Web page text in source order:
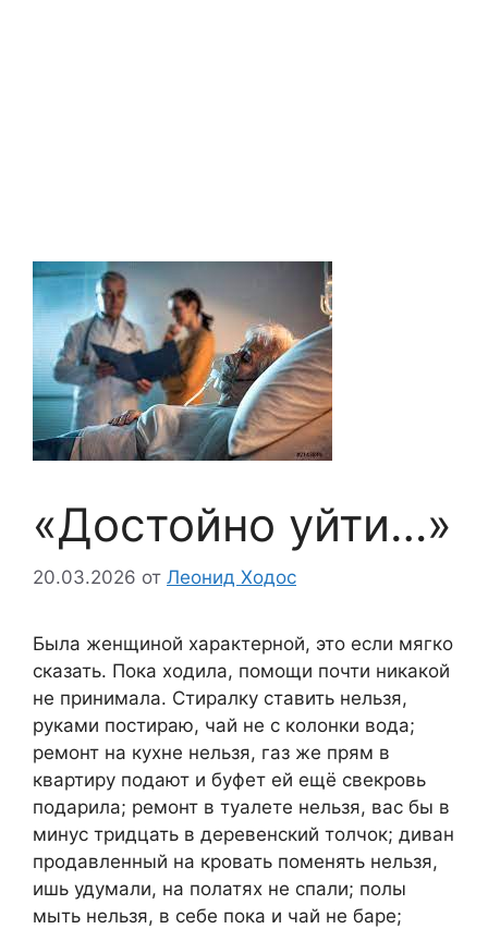
«Достойно уйти…»
20.03.2026 от Леонид Ходос
Была женщиной характерной, это если мягко
сказать. Пока ходила, помощи почти никакой
не принимала. Стиралку ставить нельзя,
руками постираю, чай не с колонки вода;
ремонт на кухне нельзя, газ же прям в
квартиру подают и буфет ей ещё свекровь
подарила; ремонт в туалете нельзя, вас бы в
минус тридцать в деревенский толчок; диван
продавленный на кровать поменять нельзя,
ишь удумали, на полатях не спали; полы
мыть нельзя, в себе пока и чай не баре;